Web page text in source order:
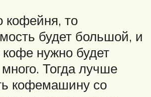
кофейня, то
будет большой, и
нужно будет
Тогда лучше
кофемашину со